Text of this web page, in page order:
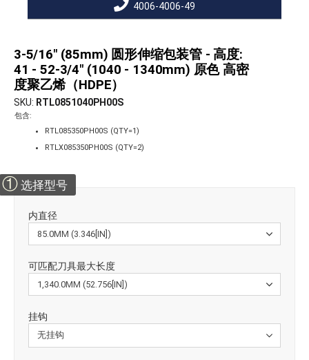
4006-4006-49
3-5/16" (85mm) 圆形伸缩包装管 - 高度:
41 - 52-3/4" (1040 - 1340mm) 原色 高密
度聚乙烯（HDPE）
SKU RTL0851040PH00S
包含:
RTL085350PH00S (QTY=1)
RTLX085350PH00S (QTY=2)
① 选择型号
内直径
可匹配刀具最大长度
挂钩